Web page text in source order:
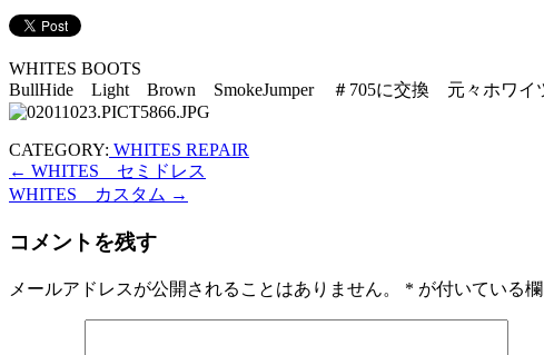
WHITES BOOTS
BullHide Light Brown SmokeJumper ＃705に交換 元々ホワイツ
CATEGORY: WHITES REPAIR
← WHITES セミドレス
WHITES カスタム →
コメントを残す
メールアドレスが公開されることはありません。 * が付いている